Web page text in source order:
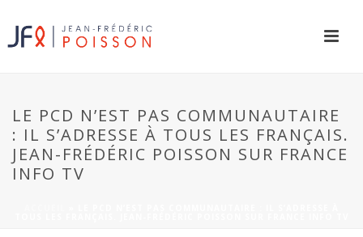
LE PCD N’EST PAS COMMUNAUTAIRE
: IL S’ADRESSE À TOUS LES FRANÇAIS.
JEAN-FRÉDÉRIC POISSON SUR FRANCE
INFO TV